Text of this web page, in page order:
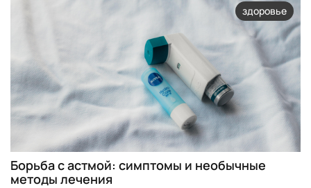
здоровье
Борьба с астмой: симптомы и необычные
методы лечения